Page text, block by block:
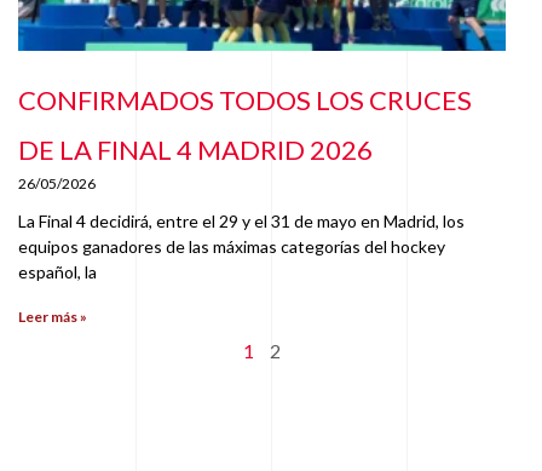
CONFIRMADOS TODOS LOS CRUCES
DE LA FINAL 4 MADRID 2026
26/05/2026
La Final 4 decidirá, entre el 29 y el 31 de mayo en Madrid, los
equipos ganadores de las máximas categorías del hockey
español, la
Leer más »
1 2